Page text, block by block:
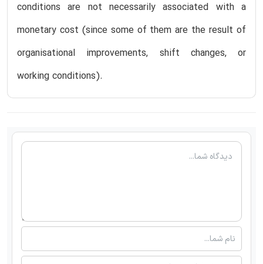
conditions are not necessarily associated with a
monetary cost (since some of them are the result of
organisational improvements, shift changes, or
working conditions).